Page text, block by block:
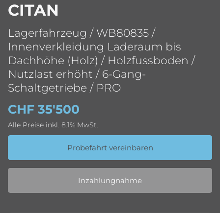
CITAN
Lagerfahrzeug / WB80835 /
Innenverkleidung Laderaum bis
Dachhöhe (Holz) / Holzfussboden /
Nutzlast erhöht / 6-Gang-
Schaltgetriebe / PRO
CHF 35'500
Alle Preise inkl. 8.1% MwSt.
Probefahrt vereinbaren
Inzahlungnahme